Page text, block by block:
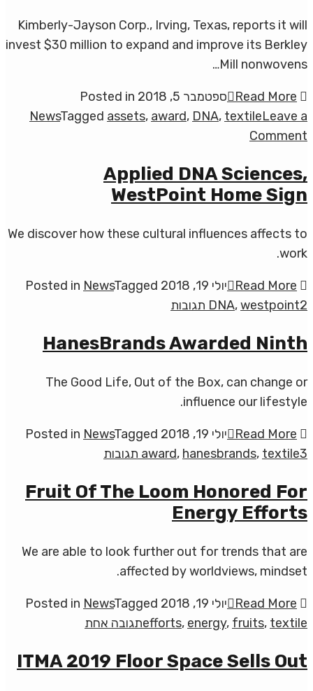
Kimberly-Jayson Corp., Irving, Texas, reports it will
invest $30 million to expand and improve its Berkley
Mill nonwovens…
Read More ספטמבר 5, 2018
Posted in
NewsTagged assets, award, DNA, textileLeave a
Comment
basic
things
Applied DNA Sciences,
WestPoint Home Sign
We discover how these cultural influences affects to
work.
Read More יולי 19, 2018 Posted in NewsTagged
DNA,westpoint2 תגובות
DNA
WestPoint
HanesBrands Awarded Ninth
The Good Life, Out of the Box, can change or
influence our lifestyle.
Read More יולי 19, 2018 Posted in NewsTagged
award, hanesbrands, textile3 תגובות
Awarded
Fruit Of The Loom Honored For
Energy Efforts
We are able to look further out for trends that are
affected by worldviews, mindset.
Read More יולי 19, 2018 Posted in NewsTagged
efforts, energy, fruits, textile תגובה אחת
Of
ITMA 2019 Floor Space Sells Out